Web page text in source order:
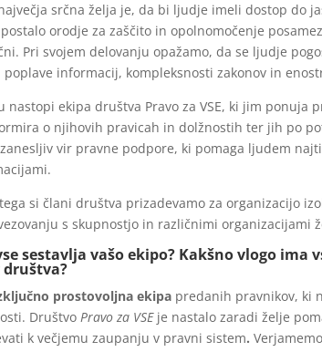
srčna želja je, da bi ljudje imeli dostop do
orodje za zaščito in opolnomočenje
Pri svojem delovanju opažamo, da se ljudje
poplave informacij, kompleksnosti zakonov in
nastopi ekipa društva Pravo za VSE, ki jim
o njihovih pravicah in dolžnostih ter jih po
vir pravne podpore, ki pomaga ljudem
si člani društva prizadevamo za organizacijo
s skupnostjo in različnimi organizacijami
sestavlja vašo ekipo? Kakšno vlogo
društva?
prostovoljna ekipa predanih pravnikov, ki
DruštvoPravo za VSEje nastalo zaradi želje
k večjemu zaupanju v pravni sistem.